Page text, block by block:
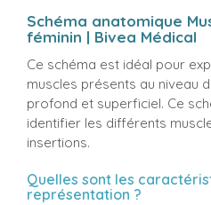
Schéma anatomique
féminin | Bivea Médical
Ce schéma est idéal pour
muscles présents au niveau
profond et superficiel. Ce
identifier les différents
insertions.
Quelles sont les
représentation ?